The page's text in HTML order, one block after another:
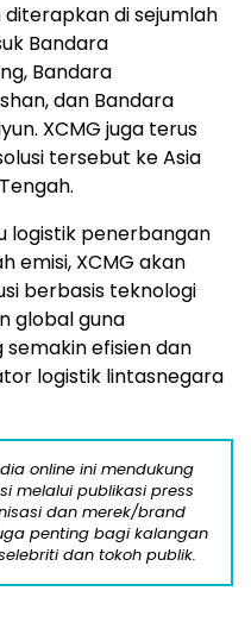
di sejumlah
Bandara
Bandara
dan Bandara
XCMG juga terus
tersebut ke Asia
logistik penerbangan
emisi, XCMG akan
berbasis teknologi
global guna
efisien dan
logistik lintasnegara
online ini mendukung
melalui publikasi press
dan merek/brand
penting bagi kalangan
dan tokoh publik.